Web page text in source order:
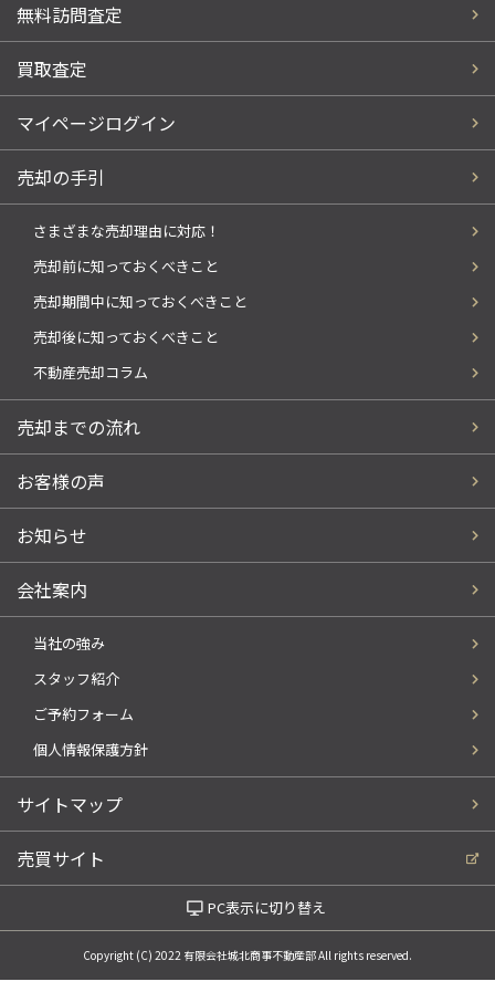
無料訪問査定
買取査定
マイページログイン
売却の手引
さまざまな売却理由に対応！
売却前に知っておくべきこと
売却期間中に知っておくべきこと
売却後に知っておくべきこと
不動産売却コラム
売却までの流れ
お客様の声
お知らせ
会社案内
当社の強み
スタッフ紹介
ご予約フォーム
個人情報保護方針
サイトマップ
売買サイト
PC表示に切り替え
Copyright (C) 2022 有限会社城北商事不動産部 All rights reserved.